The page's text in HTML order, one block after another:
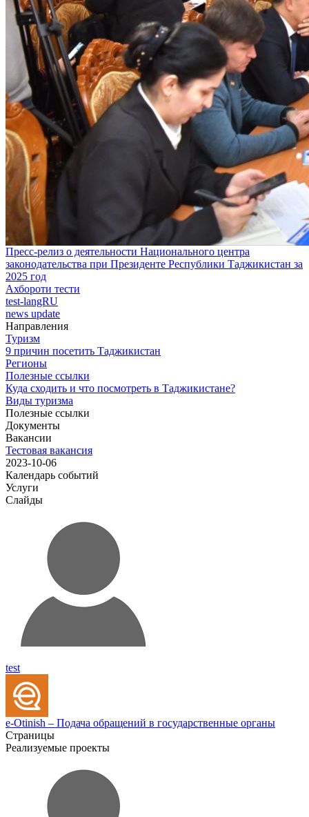
Пресс-релиз о деятельности Национального центра
законодательства при Президенте Республики Таджикистан за
2025 год
Ахбороти тести
test-langRU
news update
Направления
Туризм
9 причин посетить Таджикистан
Регионы
Полезные ссылки
Куда сходить и что посмотреть в Таджикистане?
Виды туризма
Полезные ссылки
Документы
Вакансии
Тестовая вакансия
2023-10-06
Календарь событий
Услуги
Слайды
test
e-Otinish – Подача обращений в государственные органы
Страницы
Реализуемые проекты